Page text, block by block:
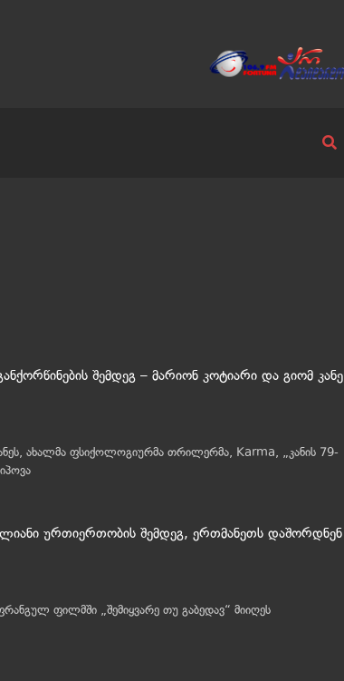
შემდეგ – მარიონ კოტიარი და გიომ კანე
ახალმა ფსიქოლოგიურმა თრილერმა, Karma, „კანის 79-
ურთიერთობის შემდეგ, ერთმანეთს დაშორდნენ
ფილმში „შემიყვარე თუ გაბედავ“ მიიღეს